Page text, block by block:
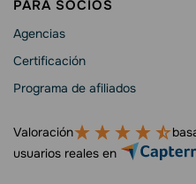
PARA SOCIOS
Agencias
Certificación
Programa de afiliados
Valoración
usuarios reales en